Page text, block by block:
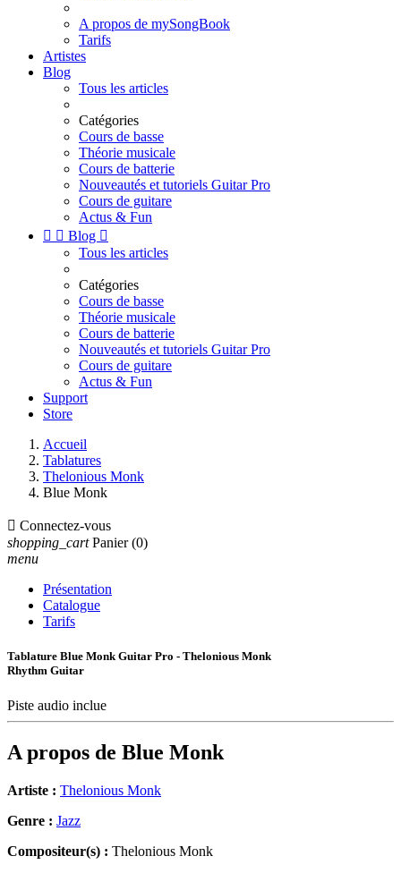
A propos de mySongBook
Tarifs
Artistes
Blog
Tous les articles
Catégories
Cours de basse
Théorie musicale
Cours de batterie
Nouveautés et tutoriels Guitar Pro
Cours de guitare
Actus & Fun
  Blog 
Tous les articles
Catégories
Cours de basse
Théorie musicale
Cours de batterie
Nouveautés et tutoriels Guitar Pro
Cours de guitare
Actus & Fun
Support
Store
Accueil
Tablatures
Thelonious Monk
Blue Monk
 Connectez-vous
shopping_cart Panier (0)
menu
Présentation
Catalogue
Tarifs
Tablature Blue Monk Guitar Pro - Thelonious Monk
Rhythm Guitar
Piste audio inclue
A propos de Blue Monk
Artiste : Thelonious Monk
Genre : Jazz
Compositeur(s) : Thelonious Monk